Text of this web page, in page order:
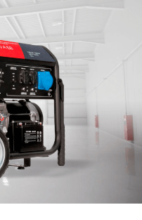
в корзину
только
банка